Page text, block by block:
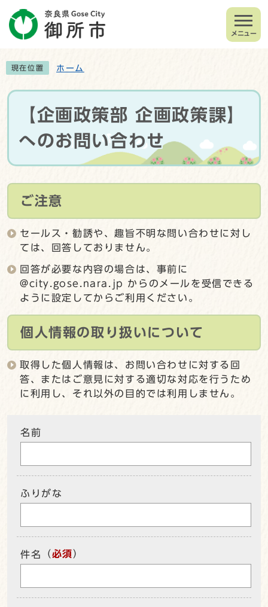
メニュー
現在位置 ホーム
【企画政策部 企画政策課】
へのお問い合わせ
ご注意
セールス・勧誘や、趣旨不明な問い合わせに対し
ては、回答しておりません。
回答が必要な内容の場合は、事前に
@city.gose.nara.jp からのメールを受信できる
ように設定してからご利用ください。
個人情報の取り扱いについて
取得した個人情報は、お問い合わせに対する回
答、またはご意見に対する適切な対応を行うため
に利用し、それ以外の目的では利用しません。
名前
ふりがな
件名 （必須）